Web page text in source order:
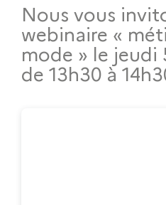
Nous vous
webinaire «
mode » le jeudi
de 13h30 à